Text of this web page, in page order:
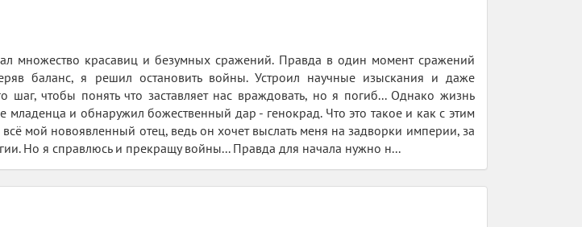
множество красавиц и безумных сражений. Правда в один момент сражений
баланс, я решил остановить войны. Устроил научные изыскания и даже
шаг, чтобы понять что заставляет нас враждовать, но я погиб... Однако жизнь
младенца и обнаружил божественный дар - генокрад. Что это такое и как с этим
мой новоявленный отец, ведь он хочет выслать меня на задворки империи, за
Но я справлюсь и прекращу войны... Правда для начала нужно н...